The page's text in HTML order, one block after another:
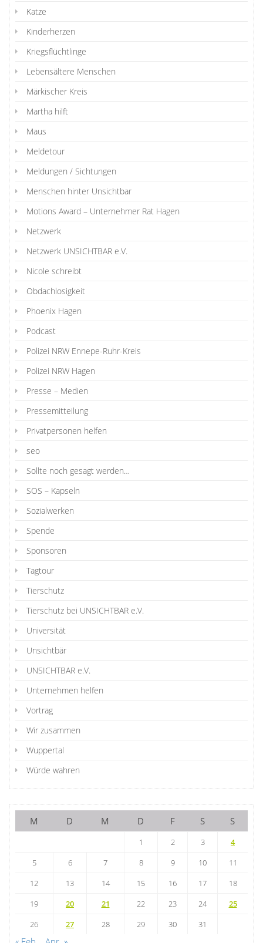
Katze
Kinderherzen
Kriegsflüchtlinge
Lebensältere Menschen
Märkischer Kreis
Martha hilft
Maus
Meldetour
Meldungen / Sichtungen
Menschen hinter Unsichtbar
Motions Award – Unternehmer Rat Hagen
Netzwerk
Netzwerk UNSICHTBAR e.V.
Nicole schreibt
Obdachlosigkeit
Phoenix Hagen
Podcast
Polizei NRW Ennepe-Ruhr-Kreis
Polizei NRW Hagen
Presse – Medien
Pressemitteilung
Privatpersonen helfen
seo
Sollte noch gesagt werden…
SOS – Kapseln
Sozialwerken
Spende
Sponsoren
Tagtour
Tierschutz
Tierschutz bei UNSICHTBAR e.V.
Universität
Unsichtbär
UNSICHTBAR e.V.
Unternehmen helfen
Vortrag
Wir zusammen
Wuppertal
Würde wahren
M D M D F S S
1 2 3
4
5
6 7 8 9 10
11
12
13 14 15 16 17
18
19
20 21 22 23 24
25
26
27 28 29 30 31